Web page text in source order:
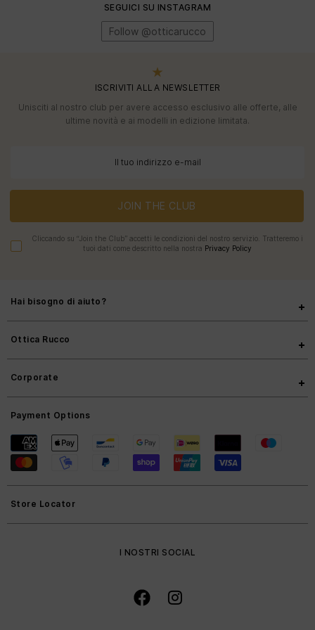
SEGUICI SU INSTAGRAM
Follow @otticarucco
ISCRIVITI ALLA NEWSLETTER
Unisciti al nostro club per avere accesso esclusivo alle offerte, alle
ultime novità e ai modelli in edizione limitata.
JOIN THE CLUB
Cliccando su “Join the Club” accetti le condizioni del nostro servizio. Tratteremo i
tuoi dati come descritto nella nostra Privacy Policy
Hai bisogno di aiuto?
Ottica Rucco
Corporate
Payment Options
Store Locator
I NOSTRI SOCIAL